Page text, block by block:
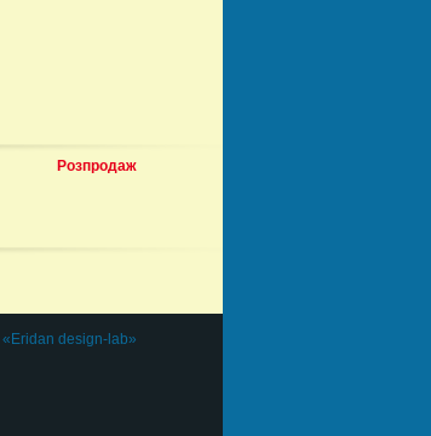
Розпродаж
«Eridan design-lab»